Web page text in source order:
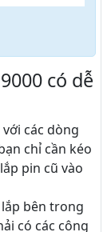
có dễ
các dòng
chỉ cần kéo
pin cũ vào
bên trong
có các công